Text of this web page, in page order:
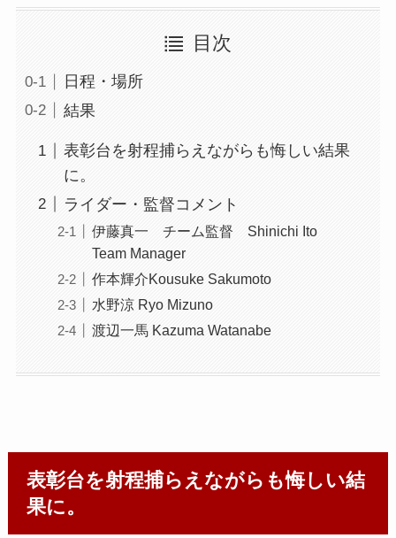
目次
日程・場所
結果
表彰台を射程捕らえながらも悔しい結果
に。
ライダー・監督コメント
伊藤真一 チーム監督 Shinichi Ito
Team Manager
作本輝介Kousuke Sakumoto
水野涼 Ryo Mizuno
渡辺一馬 Kazuma Watanabe
表彰台を射程捕らえながらも悔しい結
果に。